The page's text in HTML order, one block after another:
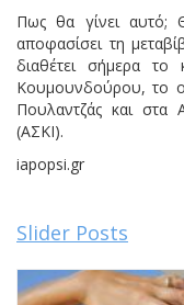
Πως θα γίνει αυτό;
αποφασίσει τη
διαθέτει σήμερα το
Κουμουνδούρου, το
Πουλαντζάς και στα
(ΑΣΚΙ).
iapopsi.gr
Slider Posts